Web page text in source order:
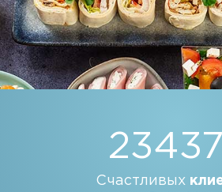
Счастливых